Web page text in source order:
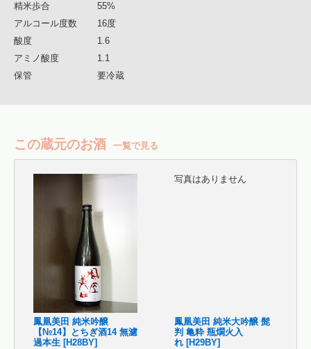
精米歩合
55%
アルコール度数
16度
酸度
1.6
アミノ酸度
1.1
保管
要冷蔵
この蔵元のお酒 一覧で見る
鳳凰美田 純米吟醸
【№14】とちぎ酒14 無濾
過本生 [H28BY]
写真はありません
鳳凰美田 純米大吟醸 髭
判 亀粋 瓶燗火入
れ [H29BY]